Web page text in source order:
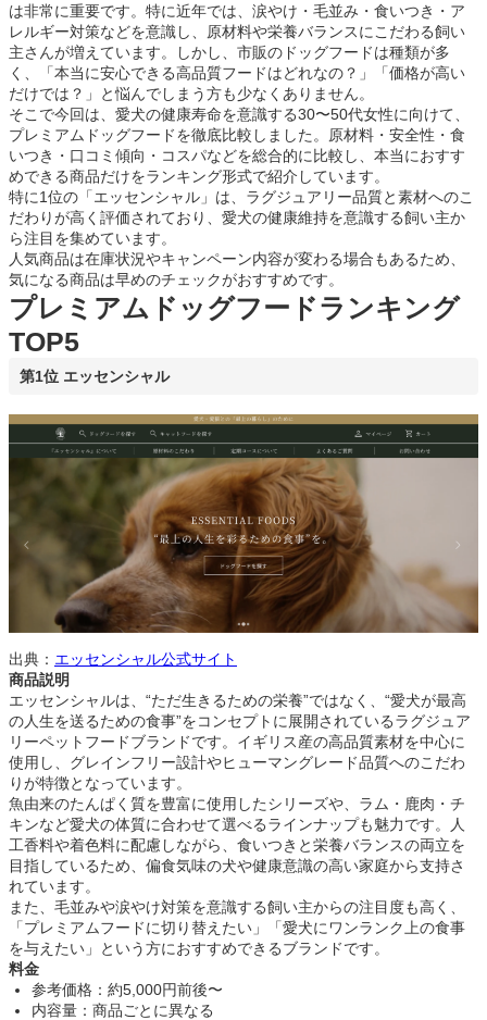
は非常に重要です。特に近年では、涙やけ・毛並み・食いつき・ア
レルギー対策などを意識し、原材料や栄養バランスにこだわる飼い
主さんが増えています。しかし、市販のドッグフードは種類が多
く、「本当に安心できる高品質フードはどれなの？」「価格が高い
だけでは？」と悩んでしまう方も少なくありません。
そこで今回は、愛犬の健康寿命を意識する30〜50代女性に向けて、
プレミアムドッグフードを徹底比較しました。原材料・安全性・食
いつき・口コミ傾向・コスパなどを総合的に比較し、本当におすす
めできる商品だけをランキング形式で紹介しています。
特に1位の「エッセンシャル」は、ラグジュアリー品質と素材へのこ
だわりが高く評価されており、愛犬の健康維持を意識する飼い主か
ら注目を集めています。
人気商品は在庫状況やキャンペーン内容が変わる場合もあるため、
気になる商品は早めのチェックがおすすめです。
プレミアムドッグフードランキング
TOP5
第1位 エッセンシャル
出典： エッセンシャル公式サイト
商品説明
エッセンシャルは、“ただ生きるための栄養”ではなく、“愛犬が最高
の人生を送るための食事”をコンセプトに展開されているラグジュア
リーペットフードブランドです。イギリス産の高品質素材を中心に
使用し、グレインフリー設計やヒューマングレード品質へのこだわ
りが特徴となっています。
魚由来のたんぱく質を豊富に使用したシリーズや、ラム・鹿肉・チ
キンなど愛犬の体質に合わせて選べるラインナップも魅力です。人
工香料や着色料に配慮しながら、食いつきと栄養バランスの両立を
目指しているため、偏食気味の犬や健康意識の高い家庭から支持さ
れています。
また、毛並みや涙やけ対策を意識する飼い主からの注目度も高く、
「プレミアムフードに切り替えたい」「愛犬にワンランク上の食事
を与えたい」という方におすすめできるブランドです。
料金
参考価格：約5,000円前後〜
内容量：商品ごとに異なる